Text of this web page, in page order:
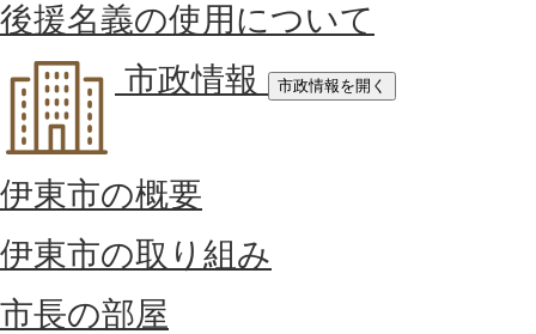
後援名義の使用について
市政情報
市政情報を開く
伊東市の概要
伊東市の取り組み
市長の部屋